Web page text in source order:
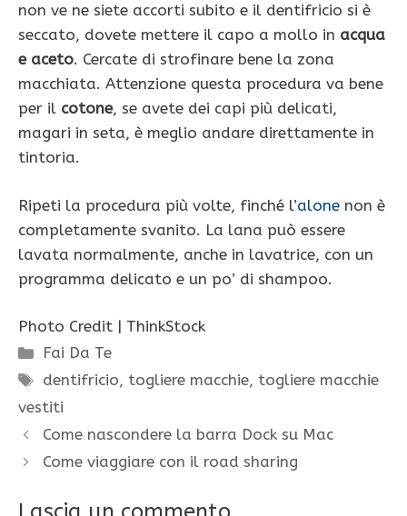
non ve ne siete accorti subito e il dentifricio si è
seccato, dovete mettere il capo a mollo in acqua
e aceto. Cercate di strofinare bene la zona
macchiata. Attenzione questa procedura va bene
per il cotone, se avete dei capi più delicati,
magari in seta, è meglio andare direttamente in
tintoria.
Ripeti la procedura più volte, finché l’alone non è
completamente svanito. La lana può essere
lavata normalmente, anche in lavatrice, con un
programma delicato e un po’ di shampoo.
Photo Credit | ThinkStock
Categorie
Fai Da Te
Tag
dentifricio, togliere macchie, togliere macchie
vestiti
Come nascondere la barra Dock su Mac
Come viaggiare con il road sharing